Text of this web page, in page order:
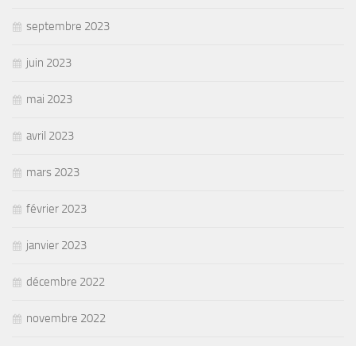
septembre 2023
juin 2023
mai 2023
avril 2023
mars 2023
février 2023
janvier 2023
décembre 2022
novembre 2022